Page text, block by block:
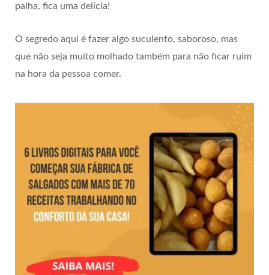
palha, fica uma delícia!
O segredo aqui é fazer algo suculento, saboroso, mas
que não seja muito molhado também para não ficar ruim
na hora da pessoa comer.